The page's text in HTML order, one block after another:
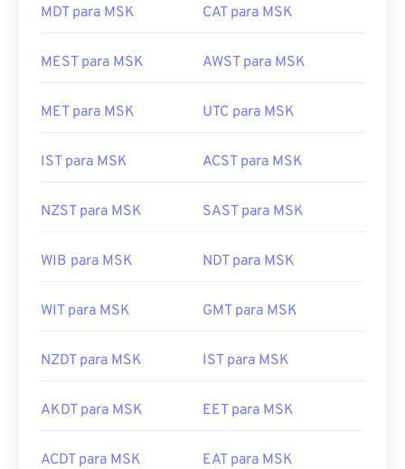
MDT para MSK CAT para MSK
MEST para MSK AWST para MSK
MET para MSK UTC para MSK
IST para MSK ACST para MSK
NZST para MSK SAST para MSK
WIB para MSK NDT para MSK
WIT para MSK GMT para MSK
NZDT para MSK IST para MSK
AKDT para MSK EET para MSK
ACDT para MSK EAT para MSK